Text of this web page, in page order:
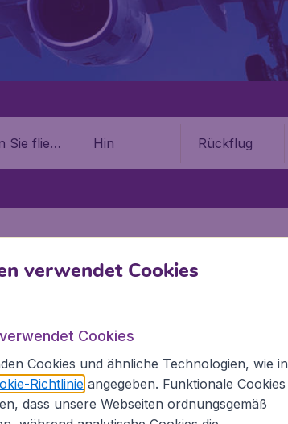
Hin Rückflug
Airport , Mauritius
verwendet Cookies
Cookies
Cookies und ähnliche Technologien, wie in
Richtlinieangegeben. Funktionale Cookies
dass unsere Webseiten ordnungsgemäß